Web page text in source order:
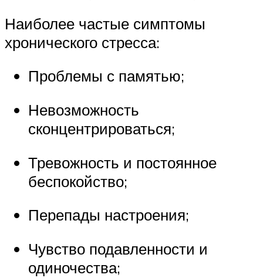
Наиболее частые симптомы
хронического стресса:
Проблемы с памятью;
Невозможность
сконцентрироваться;
Тревожность и постоянное
беспокойство;
Перепады настроения;
Чувство подавленности и
одиночества;